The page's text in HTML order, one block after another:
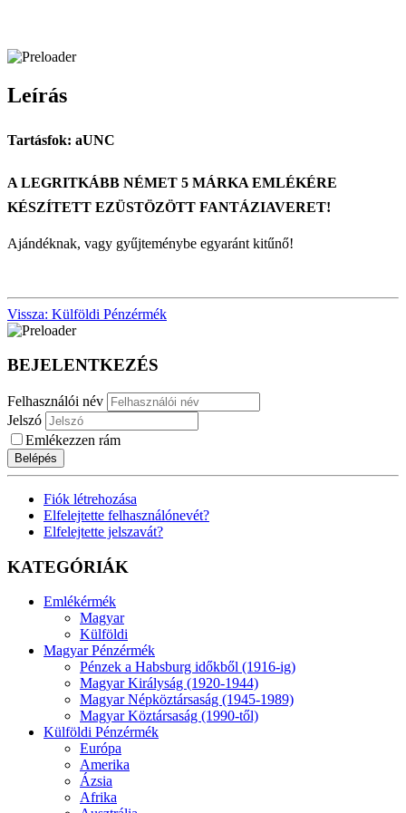
Leírás
Tartásfok: aUNC
A LEGRITKÁBB NÉMET 5 MÁRKA EMLÉKÉRE
KÉSZÍTETT EZÜSTÖZÖTT FANTÁZIAVERET!
Ajándéknak, vagy gyűjteménybe egyaránt kitűnő!
Vissza: Külföldi Pénzérmék
BEJELENTKEZÉS
Felhasználói név
Jelszó
Emlékezzen rám
Belépés
Fiók létrehozása
Elfelejtette felhasználónevét?
Elfelejtette jelszavát?
KATEGÓRIÁK
Emlékérmék
Magyar
Külföldi
Magyar Pénzérmék
Pénzek a Habsburg időkből (1916-ig)
Magyar Királyság (1920-1944)
Magyar Népköztársaság (1945-1989)
Magyar Köztársaság (1990-től)
Külföldi Pénzérmék
Európa
Amerika
Ázsia
Afrika